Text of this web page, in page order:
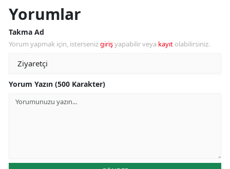
Yorumlar
Takma Ad
Yorum yapmak için, istersenizgirişyapabilir veya kayıt olabilirsiniz.
Yorum Yazın (500 Karakter)